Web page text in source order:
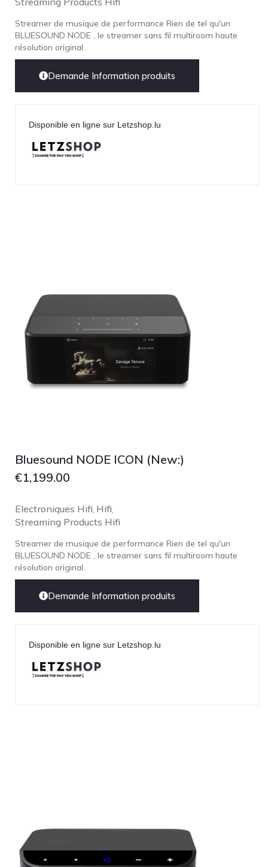
Streamer de musique de performance Rien de tel qu'un
BLUESOUND NODE , le streamer sans fil multiroom haute
résolution original.
Demande Information produits
Disponible en ligne sur Letzshop.lu
Bluesound NODE ICON (New:)
€1,199.00
Electroniques Hifi Hifi
Streaming Products Hifi
Streamer de musique de performance Rien de tel qu'un
BLUESOUND NODE , le streamer sans fil multiroom haute
résolution original.
Demande Information produits
Disponible en ligne sur Letzshop.lu